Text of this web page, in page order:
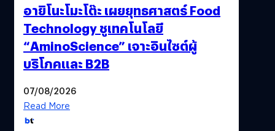
อายิโนะโมะโต๊ะ เผยยุทธศาสตร์ Food
Technology ชูเทคโนโลยี
“AminoScience” เจาะอินไซต์ผู้
บริโภคและ B2B
07/08/2026
Read More